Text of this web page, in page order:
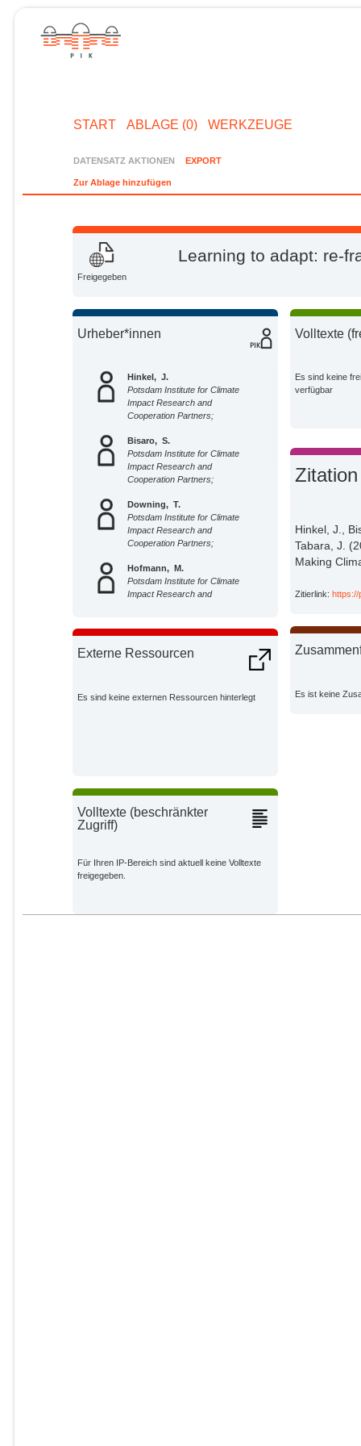
START ABLAGE (0) WERKZEUGE
DATENSATZ AKTIONEN EXPORT
Zur Ablage hinzufügen
Freigegeben
Learning to adapt: re-
Urheber*innen
Hinkel, J.
Potsdam Institute for Climate
Impact Research and
Cooperation Partners;
Bisaro, S.
Potsdam Institute for Climate
Impact Research and
Cooperation Partners;
Downing, T.
Potsdam Institute for Climate
Impact Research and
Cooperation Partners;
Hofmann, M.
Potsdam Institute for Climate
Impact Research and
Impact Research and
Mcevoy, D.
Cooperation Partners;
Cooperation Partners;
Impact Research and
Externe Ressourcen
Es sind keine externen Ressourcen hinterlegt
Volltexte (beschränkter
Zugriff)
Für Ihren IP-Bereich sind aktuell keine Volltexte
freigegeben.
Volltexte
Es sind keine
verfügbar
Zitation
Hinkel, J.,
Tabara, J.
Making
Zitierlink:https://
Es ist keine